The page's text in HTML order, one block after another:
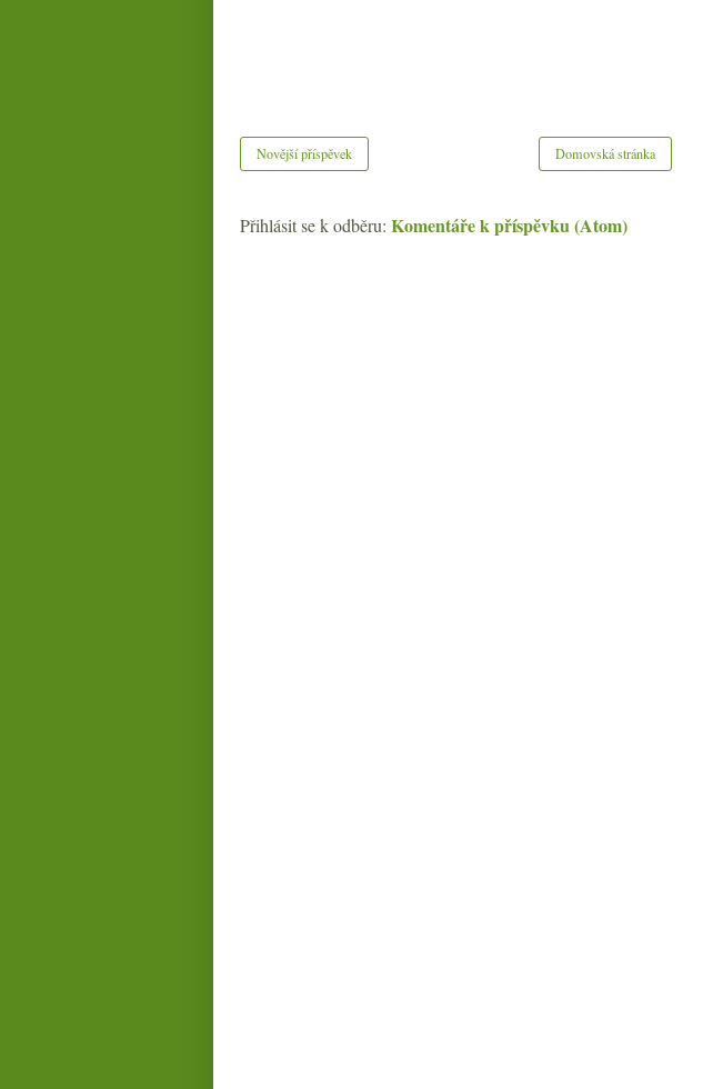
Novější příspěvek Domovská stránka
Přihlásit se k odběru: Komentáře k příspěvku (Atom)